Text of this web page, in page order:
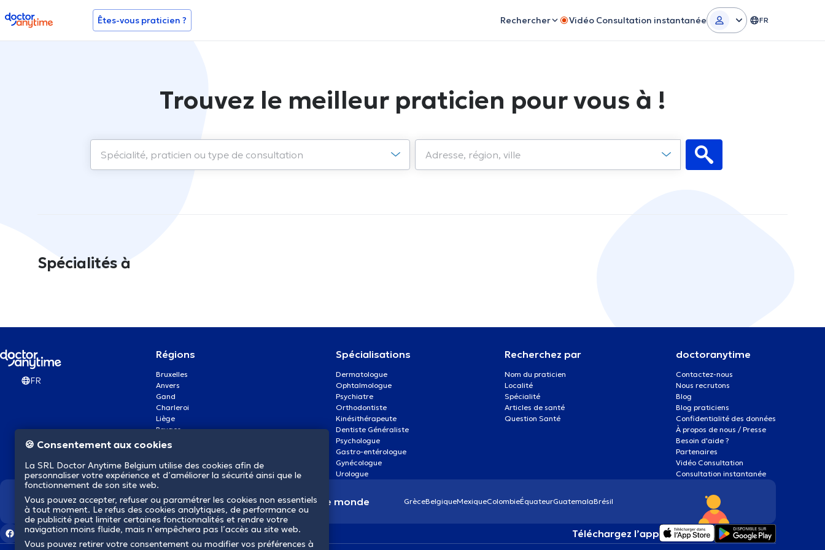
doctoranytime Êtes-vous praticien ? Rechercher Vidéo Consultation instantanée FR
Trouvez le meilleur praticien pour vous à !
Spécialités à
FR
Régions
Bruxelles
Anvers
Gand
Charleroi
Liège
Bruges
Namur
Mons
Aalst Flandre-Orientale
Spécialisations
Dermatologue
Ophtalmologue
Psychiatre
Orthodontiste
Kinésithérapeute
Dentiste Généraliste
Psychologue
Gastro-entérologue
Gynécologue
Urologue
Recherchez par
Nom du praticien
Localité
Spécialité
Articles de santé
Question Santé
doctoranytime
Contactez-nous
Nous recrutons
Blog
Blog praticiens
Confidentialité des données
À propos de nous / Presse
Besoin d'aide ?
Partenaires
Vidéo Consultation
Consultation instantanée
Nous révolutionnons la santé dans le monde GrèceBelgiqueMexiqueColombieÉquateurGuatemalaBrésil
Téléchargez l’app
🍪 Consentement aux cookies
La SRL Doctor Anytime Belgium utilise des cookies afin de
personnaliser votre expérience et d’améliorer la sécurité ainsi que le
fonctionnement de son site web.
Vous pouvez accepter, refuser ou paramétrer les cookies non essentiels
à tout moment. Le refus des cookies analytiques, de performance ou
de publicité peut limiter certaines fonctionnalités et rendre votre
navigation moins fluide, mais n’empêchera pas l’accès au site web.
Vous pouvez retirer votre consentement ou modifier vos préférences à